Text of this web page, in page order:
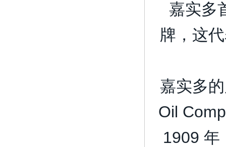
嘉实多
牌，这
嘉实多
Oil
1909 年